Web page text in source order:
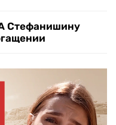
Стефанишину